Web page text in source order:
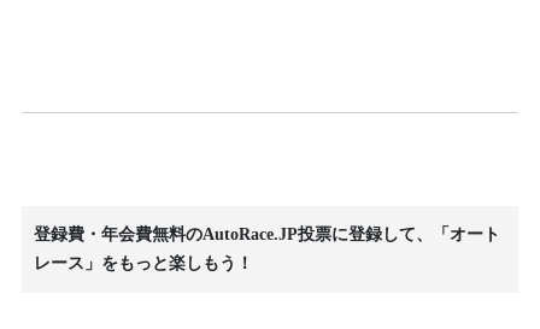
登録費・年会費無料のAutoRace.JP投票に登録して、「オート
レース」をもっと楽しもう！